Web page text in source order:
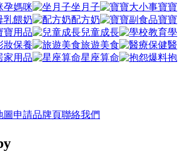
孕媽咪 坐月子
寶寶
乳餵奶 配方奶
寶寶
寶用品 兒童成長
學
妝保養 旅遊美食
醫
家用品 星座算命
抱
圖 申請品牌頁聯絡我們